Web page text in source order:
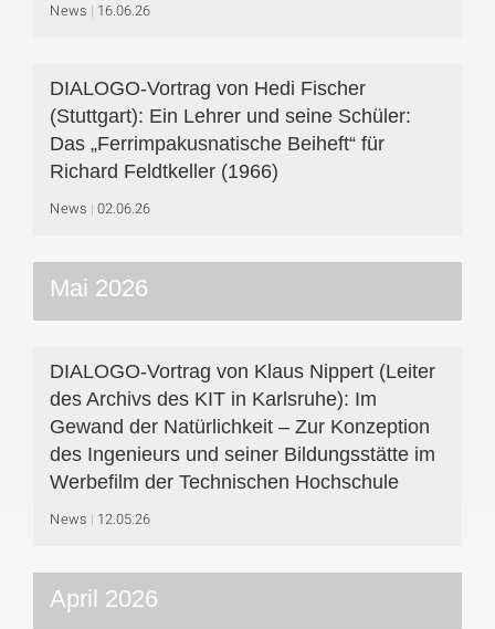
News 16.06.26
DIALOGO-Vortrag von Hedi Fischer
(Stuttgart): Ein Lehrer und seine Schüler:
Das „Ferrimpakusnatische Beiheft“ für
Richard Feldtkeller (1966)
News 02.06.26
Mai 2026
DIALOGO-Vortrag von Klaus Nippert (Leiter
des Archivs des KIT in Karlsruhe): Im
Gewand der Natürlichkeit – Zur Konzeption
des Ingenieurs und seiner Bildungsstätte im
Werbefilm der Technischen Hochschule
News 12.05.26
April 2026